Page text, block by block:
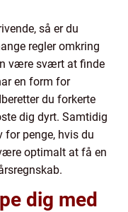
så er du
regler omkring
være svært at finde
en form for
du forkerte
dig dyrt. Samtidig
for penge, hvis du
optimalt at få en
dig med